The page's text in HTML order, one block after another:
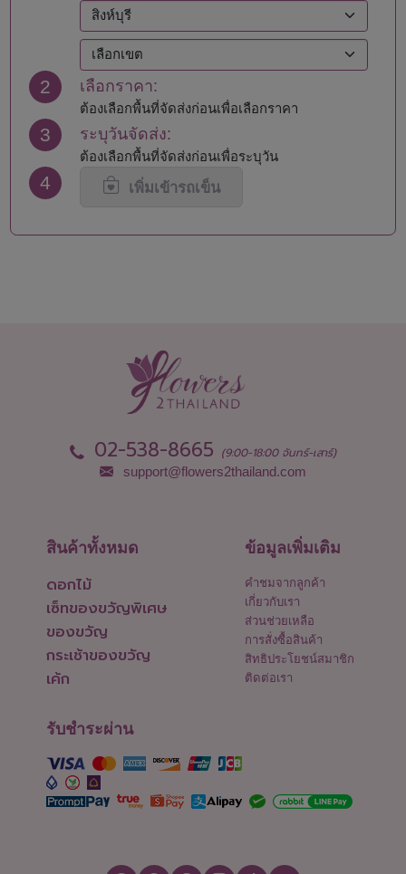
ตราด
ตาก
นครนายก
นครปฐม
นครพนม
นครราชสีมา
นครศรีธรรมราช
นครสวรรค์
นนทบุรี
สกลนคร
สมุทรสาคร
สิงห์บุรี
อุตรดิตถ์
อุทัยธานี
2 เลือกราคา:
ต้องเลือกพื้นที่จัดส่งก่อนเพื่อเลือกราคา
3 ระบุวันจัดส่ง:
ต้องเลือกพื้นที่จัดส่งก่อนเพื่อระบุวัน
4 เพิ่มเข้ารถเข็น
02-538-8665 (9:00-18:00 จันทร์-เสาร์)
support@flowers2thailand.com
สินค้าทั้งหมด
ดอกไม้
เซ็ทของขวัญพิเศษ
ของขวัญ
กระเช้าของขวัญ
เค้ก
ข้อมูลเพิ่มเติม
คำชมจากลูกค้า
เกี่ยวกับเรา
ส่วนช่วยเหลือ
การสั่งซื้อสินค้า
สิทธิประโยชน์สมาชิก
ติดต่อเรา
รับชำระผ่าน